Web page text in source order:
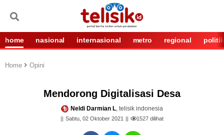
home nasional internasional metro regional politik
Home Opini
Mendorong Digitalisasi Desa
Neldi Darmian L, telisik indonesia
Sabtu, 02 Oktober 2021 1527 dilihat